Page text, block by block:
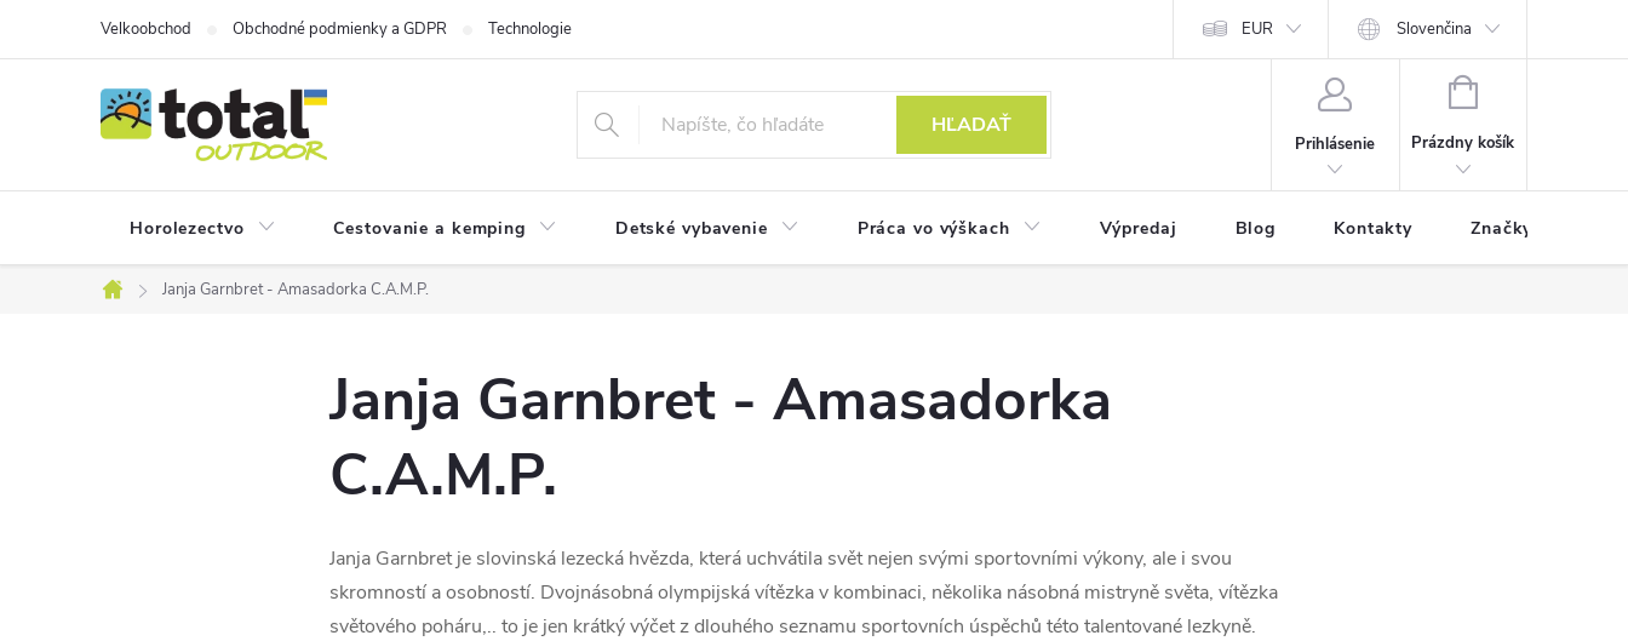
Velkoobchod Obchodné podmienky a GDPR Technologie EUR Slovenčina
HĽADAŤ
Prihlásenie
NÁKUPNÝ
Prázdny košík
Horolezectvo Cestovanie a kemping Detské vybavenie Práca vo výškach Výpredaj Blog Kontakty Značky
Domov
Janja Garnbret - Amasadorka C.A.M.P.
Janja Garnbret - Amasadorka
C.A.M.P.
Janja Garnbret je slovinská lezecká hvězda, která uchvátila svět nejen svými sportovními výkony, ale i svou
skromností a osobností. Dvojnásobná olympijská vítězka v kombinaci, několika násobná mistryně světa, vítězka
světového poháru,.. to je jen krátký výčet z dlouhého seznamu sportovních úspěchů této talentované lezkyně.